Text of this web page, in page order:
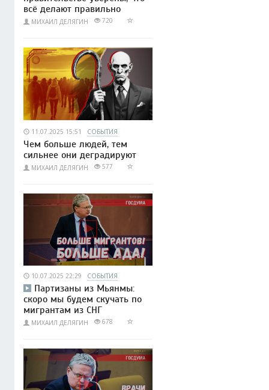
всё делают правильно
МИХАИЛ ДЕЛЯГИН 720
11.07.2025 15:51 СОБЫТИЯ
Чем больше людей, тем
сильнее они деградируют
МИХАИЛ ДЕЛЯГИН 577
10.07.2025 22:29 СОБЫТИЯ
Партизаны из Мьянмы:
скоро мы будем скучать по
мигрантам из СНГ
МИХАИЛ ДЕЛЯГИН 678